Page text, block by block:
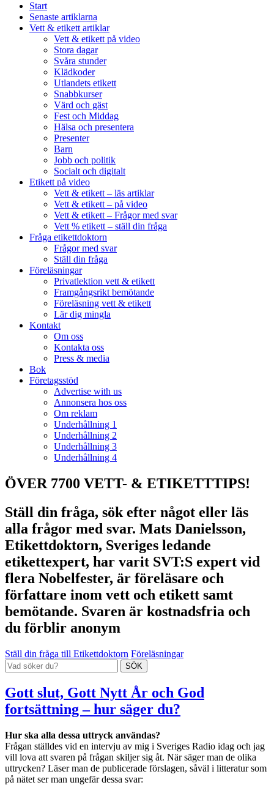
Start
Senaste artiklarna
Vett & etikett artiklar
Vett & etikett på video
Stora dagar
Svåra stunder
Klädkoder
Utlandets etikett
Snabbkurser
Värd och gäst
Fest och Middag
Hälsa och presentera
Presenter
Barn
Jobb och politik
Socialt och digitalt
Etikett på video
Vett & etikett – läs artiklar
Vett & etikett – på video
Vett & etikett – Frågor med svar
Vett % etikett – ställ din fråga
Fråga etikettdoktorn
Frågor med svar
Ställ din fråga
Föreläsningar
Privatlektion vett & etikett
Framgångsrikt bemötande
Föreläsning vett & etikett
Lär dig mingla
Kontakt
Om oss
Kontakta oss
Press & media
Bok
Företagsstöd
Advertise with us
Annonsera hos oss
Om reklam
Underhållning 1
Underhållning 2
Underhållning 3
Underhållning 4
ÖVER 7700 VETT- & ETIKETTTIPS!
Ställ din fråga, sök efter något eller läs
alla frågor med svar. Mats Danielsson,
Etikettdoktorn, Sveriges ledande
etikettexpert, har varit SVT:S expert vid
flera Nobelfester, är föreläsare och
författare inom vett och etikett samt
bemötande. Svaren är kostnadsfria och
du förblir anonym
Ställ din fråga till Etikettdoktorn Föreläsningar
Gott slut, Gott Nytt År och God
fortsättning – hur säger du?
Hur ska alla dessa uttryck användas?
Frågan ställdes vid en intervju av mig i Sveriges Radio idag och jag
vill lova att svaren på frågan skiljer sig åt. När säger man de olika
uttrycken? Läser man de publicerade förslagen, såväl i litteratur som
på nätet ser man ungefär dessa svar: